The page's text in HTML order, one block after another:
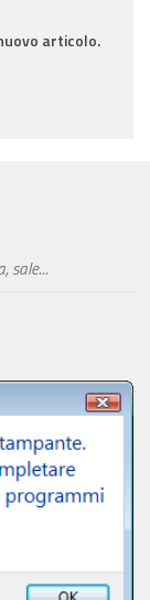
articolo.
sale...